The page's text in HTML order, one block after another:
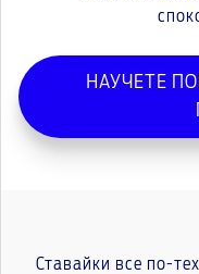
НАУЧЕТЕ
Ставайки все по-